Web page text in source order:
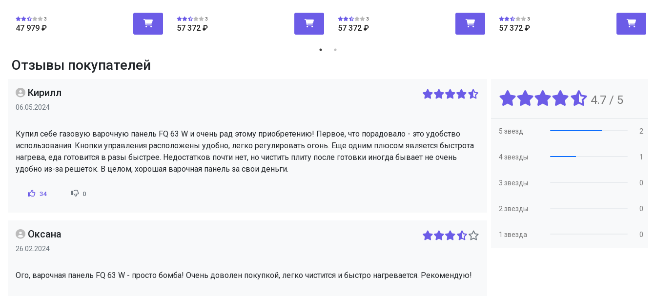
3
47 979 ₽
3
57 372 ₽
3
57 372 ₽
3
57 372 ₽
Отзывы покупателей
Кирилл
06.05.2024
Купил себе газовую варочную панель FQ 63 W и очень рад этому приобретению! Первое, что порадовало - это удобство
использования. Кнопки управления расположены удобно, легко регулировать огонь. Еще одним плюсом является быстрота
нагрева, еда готовится в разы быстрее. Недостатков почти нет, но чистить плиту после готовки иногда бывает не очень
удобно из-за решеток. В целом, хорошая варочная панель за свои деньги.
34 0
Оксана
26.02.2024
Ого, варочная панель FQ 63 W - просто бомба! Очень доволен покупкой, легко чистится и быстро нагревается. Рекомендую!
4.7 / 5
5 звезд 2
4 звезды 1
3 звезды 0
2 звезды 0
1 звезда 0